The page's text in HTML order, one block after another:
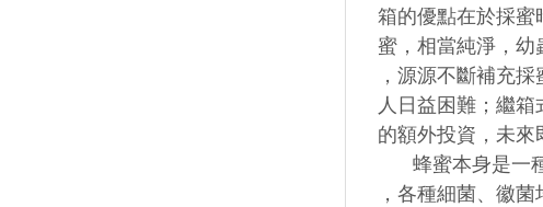
箱的優點在於採蜜
蜜，相當純淨，幼
，源源不斷補充
人日益困難；繼箱
的額外投資，未來
蜂蜜本身是一種
，各種細菌、徽